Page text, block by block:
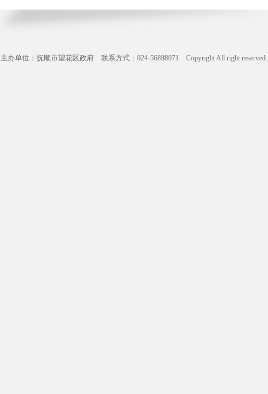
主办单位：抚顺市望花区政府 联系方式：024-56888071 Copyright All right